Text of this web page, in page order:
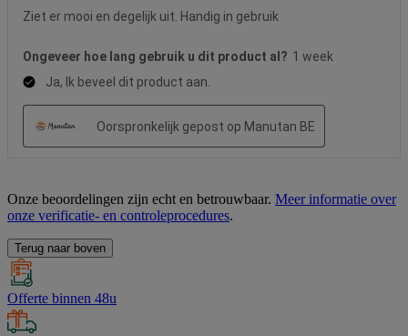
Onze beoordelingen zijn echt en betrouwbaar. Meer informatie over
onze verificatie- en controleprocedures.
Terug naar boven
Offerte binnen 48u